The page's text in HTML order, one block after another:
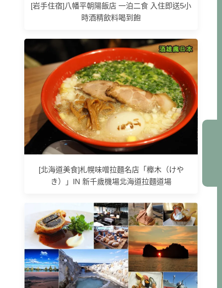
[岩手住宿]八幡平朝陽飯店 一泊二食 入住即送5小
時酒精飲料喝到飽
[北海道美食]札幌味噌拉麵名店「櫸木（けや
き）」IN 新千歲機場北海道拉麵道場